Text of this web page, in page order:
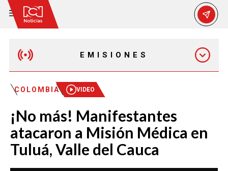
EMISIONES
MAÑANA EXPRESS
EMISIÓN 12:30 PM
EMISIÓN 7:00 PM
COLOMBIA VIDEO
¡No más! Manifestantes
atacaron a Misión Médica en
Tuluá, Valle del Cauca